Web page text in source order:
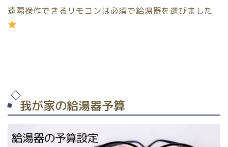
遠隔操作できるリモコンは必須で給湯器を選びました
我が家の給湯器予算